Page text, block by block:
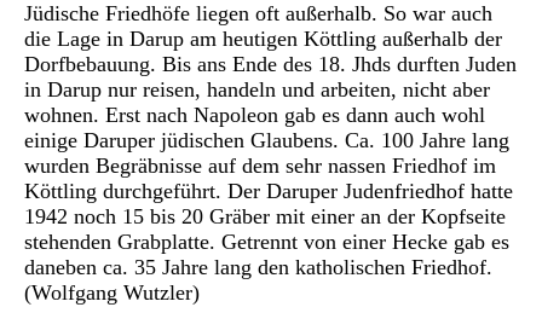
Jüdische Friedhöfe liegen oft außerhalb. So war auch
die Lage in Darup am heutigen Köttling außerhalb der
Dorfbebauung. Bis ans Ende des 18. Jhds durften Juden
in Darup nur reisen, handeln und arbeiten, nicht aber
wohnen. Erst nach Napoleon gab es dann auch wohl
einige Daruper jüdischen Glaubens. Ca. 100 Jahre lang
wurden Begräbnisse auf dem sehr nassen Friedhof im
Köttling durchgeführt. Der Daruper Judenfriedhof hatte
1942 noch 15 bis 20 Gräber mit einer an der Kopfseite
stehenden Grabplatte. Getrennt von einer Hecke gab es
daneben ca. 35 Jahre lang den katholischen Friedhof.
(Wolfgang Wutzler)